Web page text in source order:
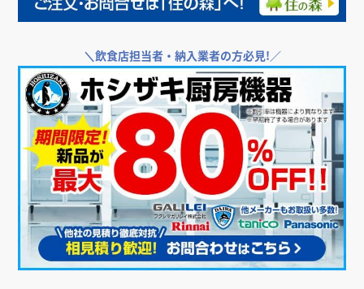
＼飲食店担当者・納入業者の方必見!／